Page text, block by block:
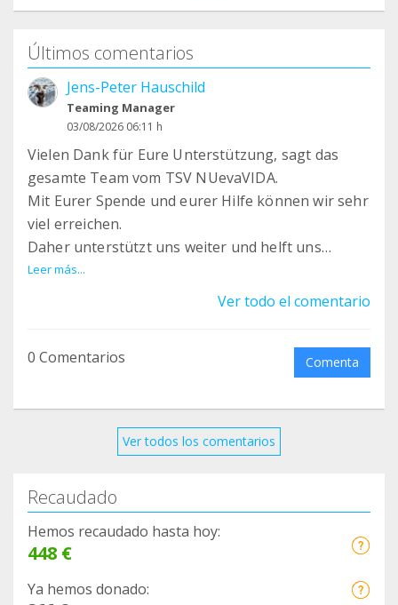
Últimos comentarios
Jens-Peter Hauschild
Teaming Manager
03/08/2026 06:11 h
Vielen Dank für Eure Unterstützung, sagt das
gesamte Team vom TSV NUevaVIDA.
Mit Eurer Spende und eurer Hilfe können wir sehr
viel erreichen.
Daher unterstützt uns weiter und helft uns
gemeinsam mehr Teamer zu finden.
Leer más...
Ver todo el comentario
0 Comentarios Comenta
Ver todos los comentarios
Recaudado
Hemos recaudado hasta hoy:
448 €
Ya hemos donado: